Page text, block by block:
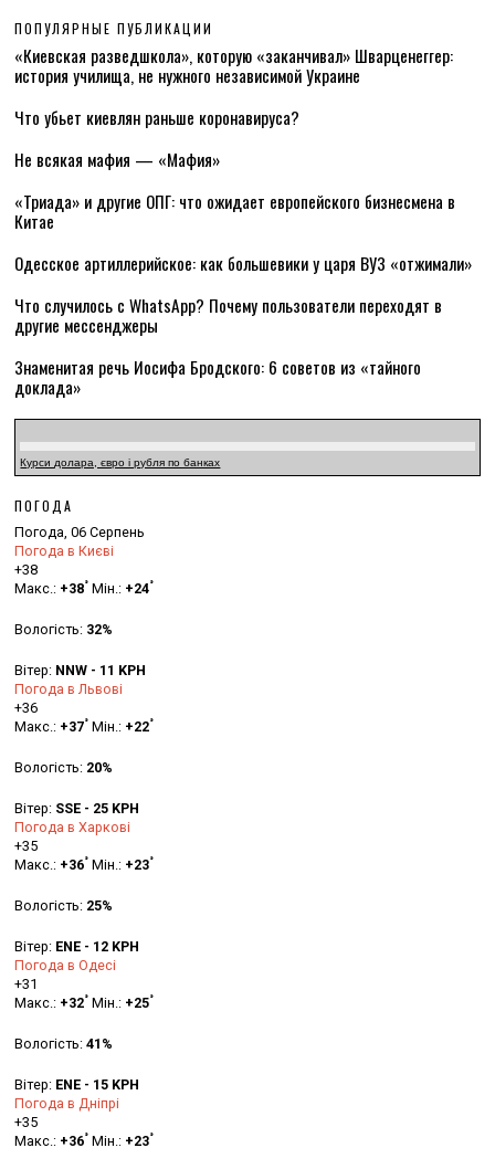
ПОПУЛЯРНЫЕ ПУБЛИКАЦИИ
«Киевская разведшкола», которую «заканчивал» Шварценеггер:
история училища, не нужного независимой Украине
Что убьет киевлян раньше коронавируса?
Не всякая мафия — «Мафия»
«Триада» и другие ОПГ: что ожидает европейского бизнесмена в
Китае
Одесское артиллерийское: как большевики у царя ВУЗ «отжимали»
Что случилось с WhatsApp? Почему пользователи переходят в
другие мессенджеры
Знаменитая речь Иосифа Бродского: 6 советов из «тайного
доклада»
Курси долара, євро і рубля по банках
ПОГОДА
Погода, 06 Серпень
Погода в Києві
+38
Макс.: +38° Мін.: +24°
Вологість: 32%
Вітер: NNW - 11 KPH
Погода в Львові
+36
Макс.: +37° Мін.: +22°
Вологість: 20%
Вітер: SSE - 25 KPH
Погода в Харкові
+35
Макс.: +36° Мін.: +23°
Вологість: 25%
Вітер: ENE - 12 KPH
Погода в Одесі
+31
Макс.: +32° Мін.: +25°
Вологість:41%
Вітер: ENE - 15 KPH
Погода в Дніпрі
+35
Макс.: +36° Мін.: +23°